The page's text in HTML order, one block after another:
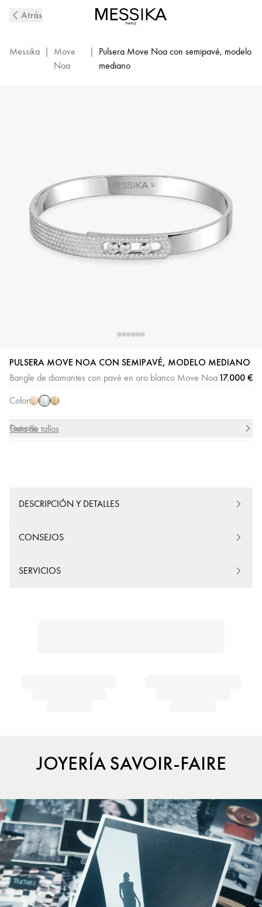
con
Atrás
Messika |
Move
Noa
|
Pulsera Move Noa con semipavé, modelo
mediano
PULSERA MOVE NOA CON SEMIPAVÉ, MODELO MEDIANO
Bangle de diamantes con pavé en oro blanco Move Noa 17.000 €
Color
Oro
rosa blanco
Oro
amarillo
Guía de tallas
Tamaño
DESCRIPCIÓN Y DETALLES
CONSEJOS
SERVICIOS
JOYERÍA SAVOIR-FAIRE